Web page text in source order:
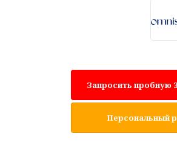
Запросить пробную
Персональный